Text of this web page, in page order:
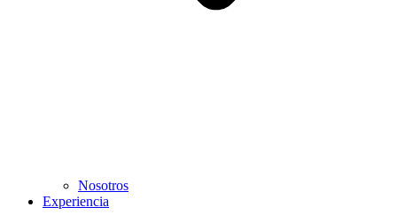
Nosotros
Experiencia